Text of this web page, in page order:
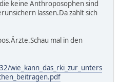
keine Anthroposophen sind
lassen.Da zahlt sich
mal in den
wie_kann_das_rki_zur_unters